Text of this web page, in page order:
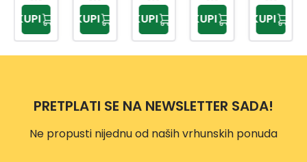
RANJ
E
KUPI
POLI
RANJ
E 4/1
125M
KUPI
POLI
RANJ
E SA
RUČ
120M
KUPI
80M
M
KUPI
100M
M
KUPI
PRETPLATI SE NA NEWSLETTER SADA!
Ne propusti nijednu od naših vrhunskih ponuda